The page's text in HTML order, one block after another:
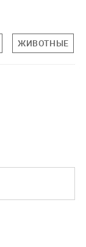
ЖИВОТНЫЕ